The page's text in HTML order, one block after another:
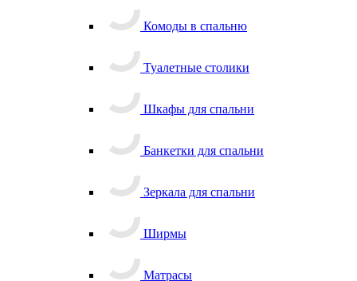
Комоды в спальню
Туалетные столики
Шкафы для спальни
Банкетки для спальни
Зеркала для спальни
Ширмы
Матрасы